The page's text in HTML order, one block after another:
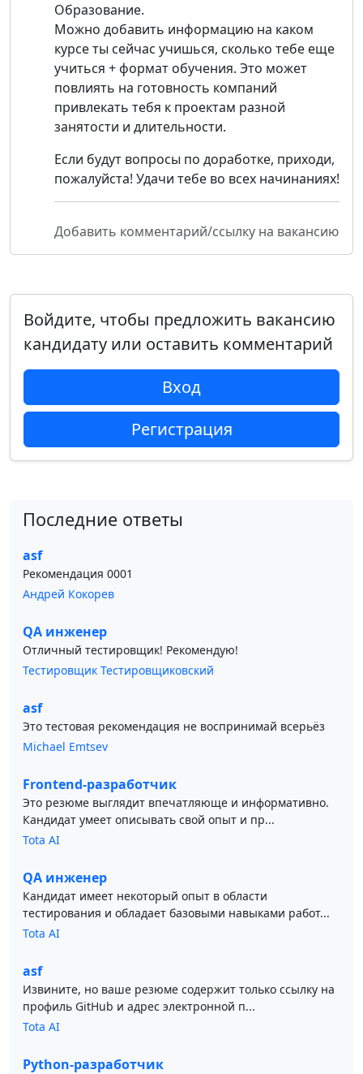
Образование.
Можно добавить информацию на каком
курсе ты сейчас учишься, сколько тебе еще
учиться + формат обучения. Это может
повлиять на готовность компаний
привлекать тебя к проектам разной
занятости и длительности.
Если будут вопросы по доработке, приходи,
пожалуйста! Удачи тебе во всех начинаниях!
Добавить комментарий/ссылку на вакансию
Войдите, чтобы предложить вакансию
кандидату или оставить комментарий
Вход
Регистрация
Последние ответы
asf
Рекомендация 0001
Андрей Кокорев
QA инженер
Отличный тестировщик! Рекомендую!
Тестировщик Тестировщиковский
asf
Это тестовая рекомендация не воспринимай всерьёз
Michael Emtsev
Frontend-разработчик
Это резюме выглядит впечатляюще и информативно.
Кандидат умеет описывать свой опыт и пр...
Tota AI
QA инженер
Кандидат имеет некоторый опыт в области
тестирования и обладает базовыми навыками работ...
Tota AI
asf
Извините, но ваше резюме содержит только ссылку на
профиль GitHub и адрес электронной п...
Tota AI
Python-разработчик